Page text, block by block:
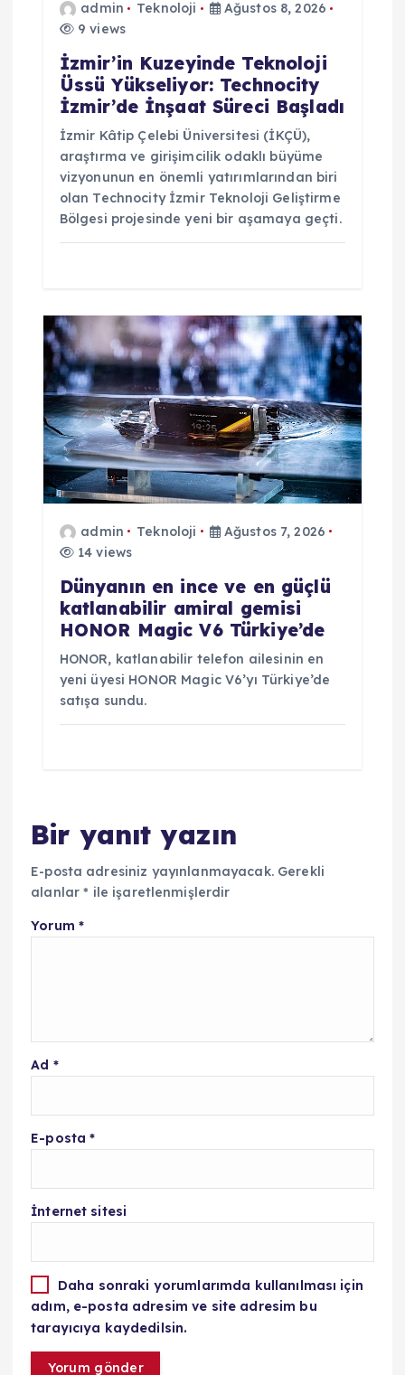
admin Teknoloji
Ağustos 8, 2026
9 views
İzmir’in Kuzeyinde Teknoloji
Üssü Yükseliyor: Technocity
İzmir’de İnşaat Süreci Başladı
İzmir Kâtip Çelebi Üniversitesi (İKÇÜ),
araştırma ve girişimcilik odaklı büyüme
vizyonunun en önemli yatırımlarından biri
olan Technocity İzmir Teknoloji Geliştirme
Bölgesi projesinde yeni bir aşamaya geçti.
admin Teknoloji
Ağustos 7, 2026
14 views
Dünyanın en ince ve en güçlü
katlanabilir amiral gemisi
HONOR Magic V6 Türkiye’de
HONOR, katlanabilir telefon ailesinin en
yeni üyesi HONOR Magic V6’yı Türkiye’de
satışa sundu.
Bir yanıt yazın
E-posta adresiniz yayınlanmayacak. Gerekli
alanlar* ile işaretlenmişlerdir
Yorum *
Ad *
E-posta*
İnternet sitesi
Daha sonraki yorumlarımda kullanılması için
adım, e-posta adresim ve site adresim bu
tarayıcıya kaydedilsin.